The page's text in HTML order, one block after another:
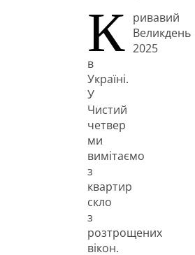
К ривавий
Великдень
2025
в
Україні.
У
Чистий
четвер
ми
вимітаємо
з
квартир
скло
з
розтрощених
вікон.